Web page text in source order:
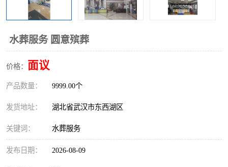
水葬服务 圆意殡葬
价格： 面议
产品数量： 9999.00个
发货地址： 湖北省武汉市东西湖区
关键词： 水葬服务
发布日期： 2026-08-09